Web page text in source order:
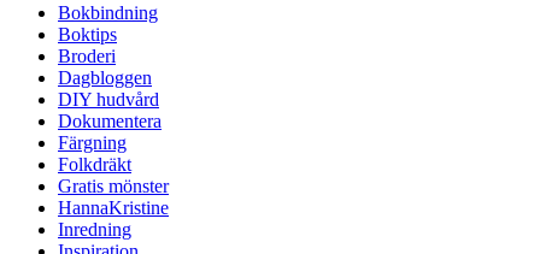
Bokbindning
Boktips
Broderi
Dagbloggen
DIY hudvård
Dokumentera
Färgning
Folkdräkt
Gratis mönster
HannaKristine
Inredning